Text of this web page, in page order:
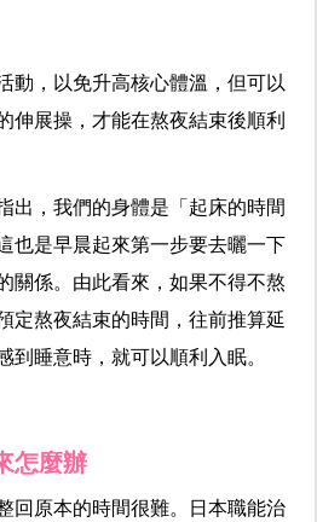
動，以免升高核心體溫，但可以
伸展操，才能在熬夜結束後順利
出，我們的身體是「起床的時間
也是早晨起來第一步要去曬一下
關係。由此看來，如果不得不熬
定熬夜結束的時間，往前推算延
到睡意時，就可以順利入眠。
怎麼辦
回原本的時間很難。日本職能治